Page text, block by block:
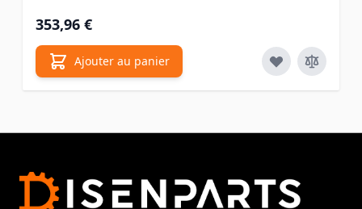
353,96 €
Ajouter au panier